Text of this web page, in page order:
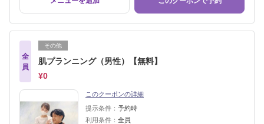
全
員
その他
肌プランニング（男性）【無料】
¥0
このクーポンの詳細
提示条件： 予約時
利用条件： 全員